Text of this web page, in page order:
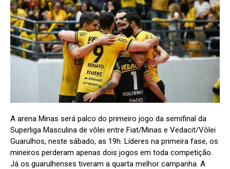
A arena Minas será palco do primeiro jogo da semifinal da
Superliga Masculina de vôlei entre Fiat/Minas e Vedacit/Vôlei
Guarulhos, neste sábado, as 19h. Líderes na primeira fase, os
mineiros perderam apenas dois jogos em toda competição.
Já os guarulhenses tiveram a quarta melhor campanha. A